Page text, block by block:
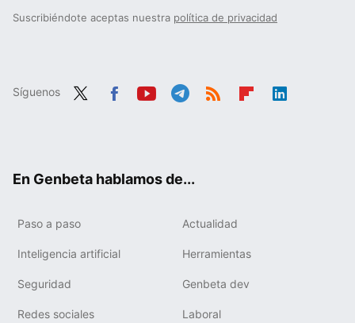
Suscribiéndote aceptas nuestra política de privacidad
Síguenos
En Genbeta hablamos de...
Paso a paso Actualidad
Inteligencia artificial Herramientas
Seguridad Genbeta dev
Redes sociales Laboral